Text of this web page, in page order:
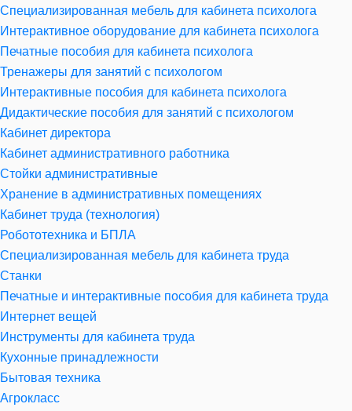
Специализированная мебель для кабинета психолога
Интерактивное оборудование для кабинета психолога
Печатные пособия для кабинета психолога
Тренажеры для занятий с психологом
Интерактивные пособия для кабинета психолога
Дидактические пособия для занятий с психологом
Кабинет директора
Кабинет административного работника
Стойки административные
Хранение в административных помещениях
Кабинет труда (технология)
Робототехника и БПЛА
Специализированная мебель для кабинета труда
Станки
Печатные и интерактивные пособия для кабинета труда
Интернет вещей
Инструменты для кабинета труда
Кухонные принадлежности
Бытовая техника
Агрокласс